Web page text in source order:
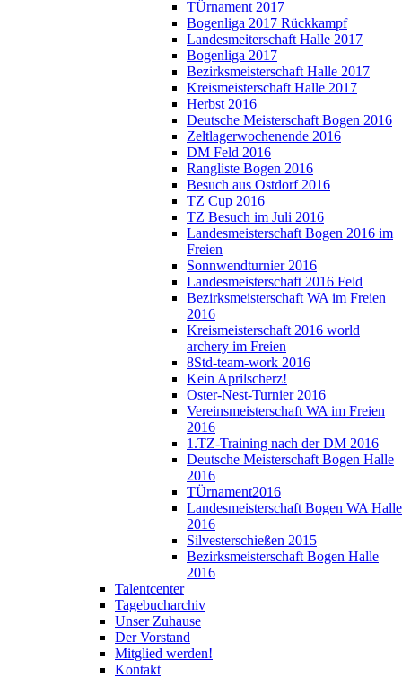
TÜrnament 2017
Bogenliga 2017 Rückkampf
Landesmeiterschaft Halle 2017
Bogenliga 2017
Bezirksmeisterschaft Halle 2017
Kreismeisterschaft Halle 2017
Herbst 2016
Deutsche Meisterschaft Bogen 2016
Zeltlagerwochenende 2016
DM Feld 2016
Rangliste Bogen 2016
Besuch aus Ostdorf 2016
TZ Cup 2016
TZ Besuch im Juli 2016
Landesmeisterschaft Bogen 2016 im
Freien
Sonnwendturnier 2016
Landesmeisterschaft 2016 Feld
Bezirksmeisterschaft WA im Freien
2016
Kreismeisterschaft 2016 world
archery im Freien
8Std-team-work 2016
Kein Aprilscherz!
Oster-Nest-Turnier 2016
Vereinsmeisterschaft WA im Freien
2016
1.TZ-Training nach der DM 2016
Deutsche Meisterschaft Bogen Halle
2016
TÜrnament2016
Landesmeisterschaft Bogen WA Halle
2016
Silvesterschießen 2015
Bezirksmeisterschaft Bogen Halle
2016
Talentcenter
Tagebucharchiv
Unser Zuhause
Der Vorstand
Mitglied werden!
Kontakt